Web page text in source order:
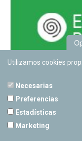
Utilizamos cookies
Necesarias
Preferencias
Estadísticas
Marketing